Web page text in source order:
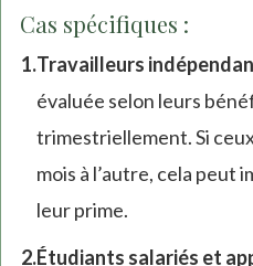
Cas spécifiques :
Travailleurs
évaluée selon leurs
trimestriellement. Si
mois à l’autre, cela peut
leur prime.
Étudiants salariés et